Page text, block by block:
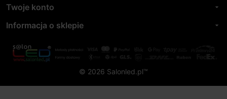
Twoje konto arrow_drop_down
Informacja o sklepie arrow_drop_down
© 2026 Salonled.pl™